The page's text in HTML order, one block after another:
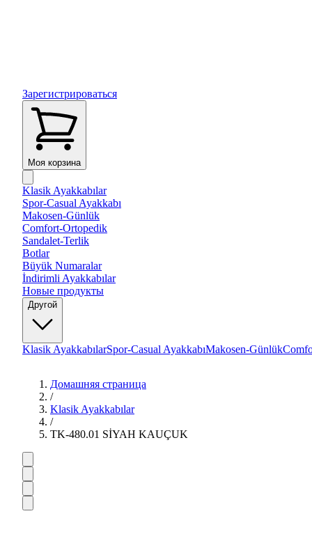
Зарегистрироваться
Моя корзина
Klasik Ayakkabılar
Spor-Casual Ayakkabı
Makosen-Günlük
Comfort-Ortopedik
Sandalet-Terlik
Botlar
Büyük Numaralar
İndirimli Ayakkabılar
Новые продукты
Другой
Klasik AyakkabılarSpor-Casual AyakkabıMakosen-Günlük
Домашняя страница
/
Klasik Ayakkabılar
/
TK-480.01 SİYAH KAUÇUK